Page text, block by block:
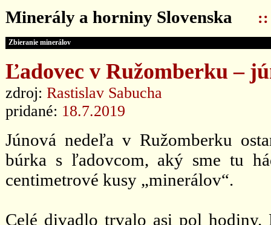
Minerály a horniny Slovenska ::
Zbieranie minerálov
Ľadovec v Ružomberku –
zdroj: Rastislav Sabucha
pridané: 18.7.2019
Júnová nedeľa v Ružomberku
búrka s ľadovcom, aký sme tu
centimetrové kusy „minerálov“.
Celé divadlo trvalo asi pol hodiny.